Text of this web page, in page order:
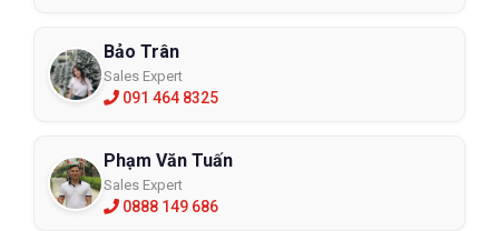
Bảo Trân
Sales Expert
091 464 8325
Phạm Văn Tuấn
Sales Expert
0888 149 686